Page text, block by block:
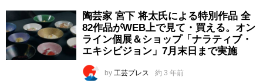
陶芸家 宮下 将太氏による特別作品 全
82作品がWEB上で見て・買える。オン
ライン個展＆ショップ「ナラティブ・
エキシビジョン」7月末日まで実施
by 工芸プレス 約 3 年前